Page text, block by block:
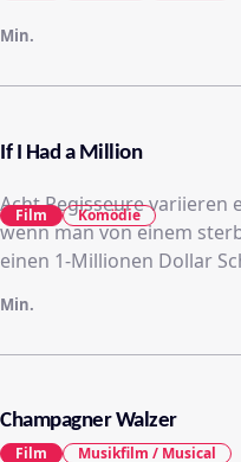
Min.
If I Had a Million
Acht Regisseure variieren
wenn man von einem
einen 1-Millionen Dollar
Min.
Film Komödie
Champagner Walzer
Film Musikfilm / Musical